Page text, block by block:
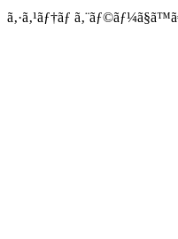
ã‚·ã‚¹ãƒ†ãƒ